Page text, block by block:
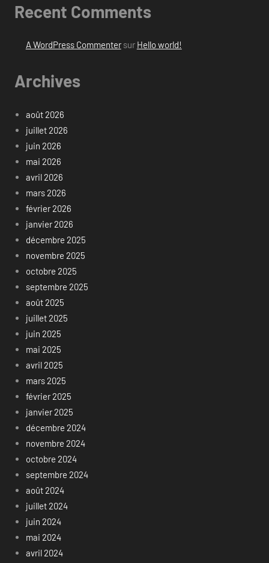
Recent Comments
A WordPress Commentersur Hello world!
Archives
août 2026
juillet 2026
juin 2026
mai 2026
avril 2026
mars 2026
février 2026
janvier 2026
décembre 2025
novembre 2025
octobre 2025
septembre 2025
août 2025
juillet 2025
juin 2025
mai 2025
avril 2025
mars 2025
février 2025
janvier 2025
décembre 2024
novembre 2024
octobre 2024
septembre 2024
août 2024
juillet 2024
juin 2024
mai 2024
avril 2024